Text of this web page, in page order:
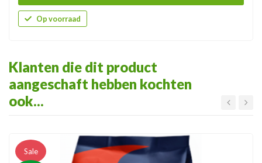
Op voorraad
Klanten die dit product
aangeschaft hebben kochten
ook...
Sale